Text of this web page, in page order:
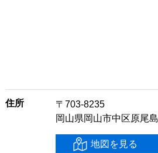
住所
〒703-8235
岡山県岡山市中区原尾
地図を見る